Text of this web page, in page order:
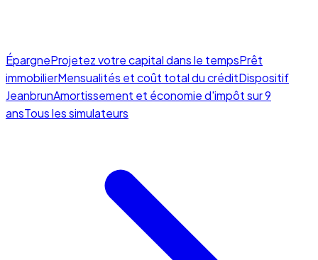
ÉpargneProjetez votre capital dans le tempsPrêt
immobilierMensualités et coût total du créditDispositif
JeanbrunAmortissement et économie d'impôt sur 9
ansTous les simulateurs